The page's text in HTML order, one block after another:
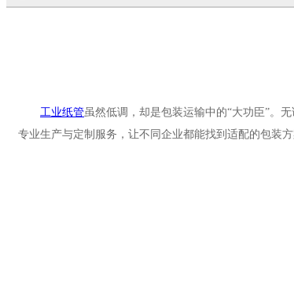
工业纸管虽然低调，却是包装运输中的“大功臣”。
专业生产与定制服务，让不同企业都能找到适配的包装方